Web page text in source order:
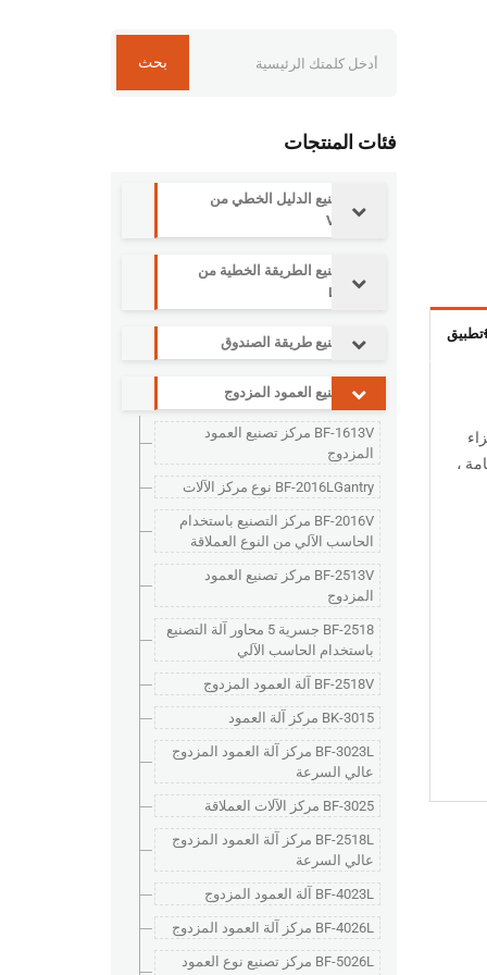
تطبيق
،
بحث
فئات المنتجات
مركز تصنيع الدليل الخطي من
سلسلة V
مركز تصنيع الطريقة الخطية من
سلسلة L
مركز تصنيع طريقة الصندوق
مركز تصنيع العمود المزدوج
BF-1613V مركز تصنيع العمود
المزدوج
BF-2016LGantry نوع مركز الآلات
BF-2016V مركز التصنيع باستخدام
الحاسب الآلي من النوع العملاقة
BF-2513V مركز تصنيع العمود
المزدوج
BF-2518 جسرية 5 محاور آلة التصنيع
باستخدام الحاسب الآلي
BF-2518V آلة العمود المزدوج
BK-3015 مركز آلة العمود
BF-3023L مركز آلة العمود المزدوج
عالي السرعة
BF-3025 مركز الآلات العملاقة
BF-2518L مركز آلة العمود المزدوج
عالي السرعة
BF-4023L آلة العمود المزدوج
BF-4026L مركز آلة العمود المزدوج
BF-5026L مركز تصنيع نوع العمود